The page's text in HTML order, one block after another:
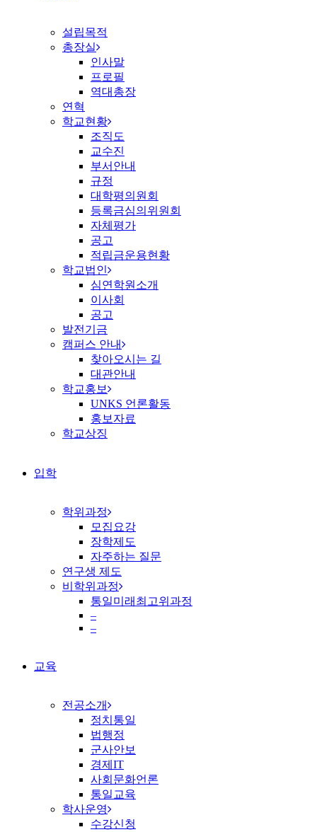
설립목적
총장실
인사말
프로필
역대총장
연혁
학교현황
조직도
교수진
부서안내
규정
대학평의원회
등록금심의위원회
자체평가
공고
적립금운용현황
학교법인
심연학원소개
이사회
공고
발전기금
캠퍼스 안내
찾아오시는 길
대관안내
학교홍보
UNKS 언론활동
홍보자료
학교상징
입학
학위과정
모집요강
장학제도
자주하는 질문
연구생 제도
비학위과정
통일미래최고위과정
–
–
교육
전공소개
정치통일
법행정
군사안보
경제IT
사회문화언론
통일교육
학사운영
수강신청